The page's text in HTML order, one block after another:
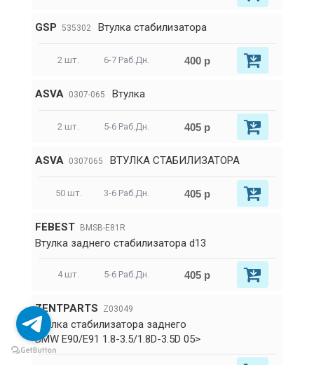
GSP 535302 Втулка стабилизатора
2 шт. 6-7 Раб.Дн. 400 р
ASVA 0307-065 Втулка
2 шт. 5-6 Раб.Дн. 405 р
ASVA 0307065 ВТУЛКА СТАБИЛИЗАТОРА
50 шт. 3-6 Раб.Дн. 405 р
FEBEST BMSB-E81R
Втулка заднего стабилизатора d13
4 шт. 5-6 Раб.Дн. 405 р
ZENTPARTS Z03049
Втулка стабилизатора заднего
BMW E90/E91 1.8-3.5/1.8D-3.5D 05>